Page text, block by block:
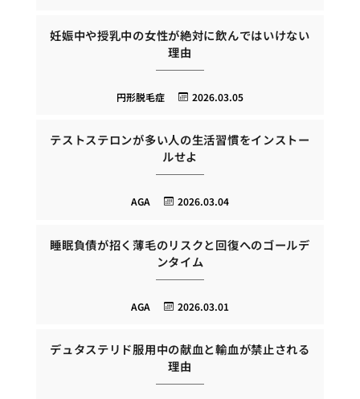
妊娠中や授乳中の女性が絶対に飲んではいけない
理由
2026.03.05
円形脱毛症
テストステロンが多い人の生活習慣をインストー
ルせよ
2026.03.04
AGA
睡眠負債が招く薄毛のリスクと回復へのゴールデ
ンタイム
2026.03.01
AGA
デュタステリド服用中の献血と輸血が禁止される
理由